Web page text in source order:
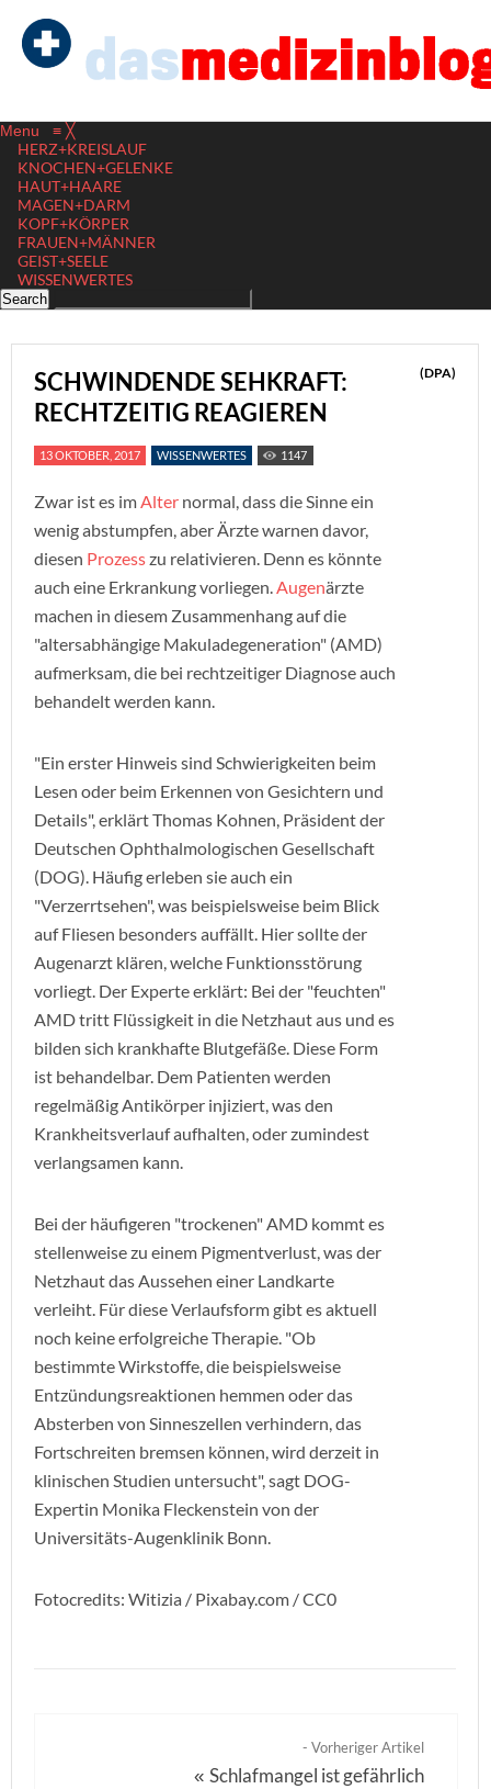
Menu ≡ ╳
HERZ+KREISLAUF
KNOCHEN+GELENKE
HAUT+HAARE
MAGEN+DARM
KOPF+KÖRPER
FRAUEN+MÄNNER
GEIST+SEELE
WISSENWERTES
SCHWINDENDE SEHKRAFT:
RECHTZEITIG REAGIEREN
(DPA)
13 OKTOBER, 2017 WISSENWERTES 1147
Zwar ist es imAlter normal, dass die Sinne ein
wenig abstumpfen, aber Ärzte warnen davor,
diesen Prozesszu relativieren. Denn es könnte
auch eine Erkrankung vorliegen.Augenärzte
machen in diesem Zusammenhang auf die
"altersabhängige Makuladegeneration" (AMD)
aufmerksam, die bei rechtzeitiger Diagnose auch
behandelt werden kann.
"Ein erster Hinweis sind Schwierigkeiten beim
Lesen oder beim Erkennen von Gesichtern und
Details", erklärt Thomas Kohnen, Präsident der
Deutschen Ophthalmologischen Gesellschaft
(DOG). Häufig erleben sie auch ein
"Verzerrtsehen", was beispielsweise beim Blick
auf Fliesen besonders auffällt. Hier sollte der
Augenarzt klären, welche Funktionsstörung
vorliegt. Der Experte erklärt: Bei der "feuchten"
AMD tritt Flüssigkeit in die Netzhaut aus und es
bilden sich krankhafte Blutgefäße. Diese Form
ist behandelbar. Dem Patienten werden
regelmäßig Antikörper injiziert, was den
Krankheitsverlauf aufhalten, oder zumindest
verlangsamen kann.
Bei der häufigeren "trockenen" AMD kommt es
stellenweise zu einem Pigmentverlust, was der
Netzhaut das Aussehen einer Landkarte
verleiht. Für diese Verlaufsform gibt es aktuell
noch keine erfolgreiche Therapie. "Ob
bestimmte Wirkstoffe, die beispielsweise
Entzündungsreaktionen hemmen oder das
Absterben von Sinneszellen verhindern, das
Fortschreiten bremsen können, wird derzeit in
klinischen Studien untersucht", sagt DOG-
Expertin Monika Fleckenstein von der
Universitäts-Augenklinik Bonn.
Fotocredits: Witizia / Pixabay.com / CC0
- Vorheriger Artikel
«Schlafmangel ist gefährlich